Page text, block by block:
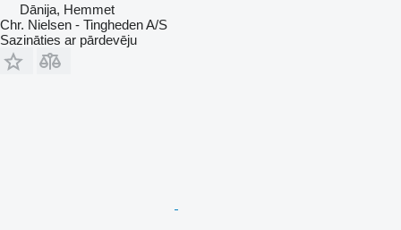
Dānija, Hemmet
Chr. Nielsen - Tingheden A/S
Sazināties ar pārdevēju